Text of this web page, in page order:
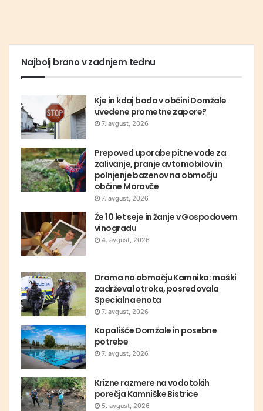
Najbolj brano v zadnjem tednu
Kje in kdaj bodo v občini Domžale
uvedene prometne zapore?
7. avgust, 2026
Prepoved uporabe pitne vode za
zalivanje, pranje avtomobilov in
polnjenje bazenov na območju
občine Moravče
7. avgust, 2026
Že 10 let seje in žanje v Gospodovem
vinogradu
4. avgust, 2026
Drama na območju Kamnika: moški
zadrževal otroka, posredovala
Specialna enota
7. avgust, 2026
Kopališče Domžale in posebne
potrebe
7. avgust, 2026
Krizne razmere na vodotokih
porečja Kamniške Bistrice
5. avgust, 2026